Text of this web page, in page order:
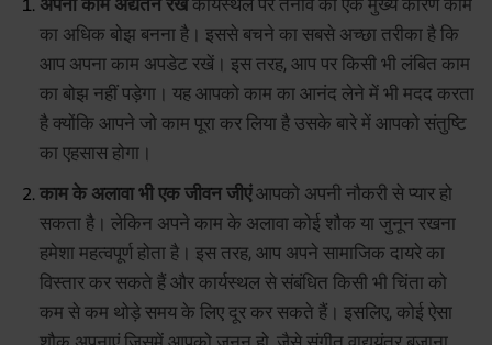
का अधिक बोझ बनना है। इससे बचने का सबसे अच्छा तरीका है कि
आप अपना काम अपडेट रखें। इस तरह, आप पर किसी भी लंबित काम
का बोझ नहीं पड़ेगा। यह आपको काम का आनंद लेने में भी मदद करता
है क्योंकि आपने जो काम पूरा कर लिया है उसके बारे में आपको संतुष्टि
का एहसास होगा।
काम के अलावा भी एक जीवन जीएंआपको अपनी नौकरी से प्यार हो
सकता है। लेकिन अपने काम के अलावा कोई शौक या जुनून रखना
हमेशा महत्वपूर्ण होता है। इस तरह, आप अपने सामाजिक दायरे का
विस्तार कर सकते हैं और कार्यस्थल से संबंधित किसी भी चिंता को
कम से कम थोड़े समय के लिए दूर कर सकते हैं। इसलिए, कोई ऐसा